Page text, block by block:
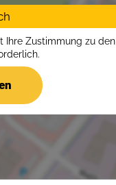
Ihre Zustimmung zu den